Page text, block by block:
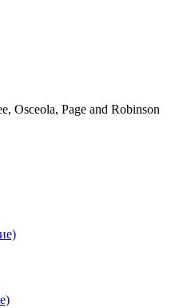
Osceola, Page and Robinson